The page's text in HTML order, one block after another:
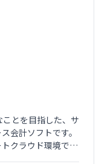
とを目指した、サ
会計ソフトです。
クラウド環境で安